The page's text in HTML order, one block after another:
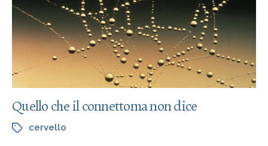
Quello che il connettoma non dice
cervello